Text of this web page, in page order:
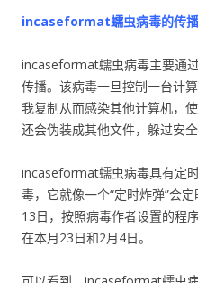
incaseformat蠕虫病毒的传播
incaseformat蠕虫病毒主要通
传播。该病毒一旦控制一台计
我复制从而感染其他计算机，
还会伪装成其他文件，躲过安全
incaseformat蠕虫病毒具有定
毒，它就像一个“定时炸弹”会
13日，按照病毒作者设置的程
在本月23日和2月4日。